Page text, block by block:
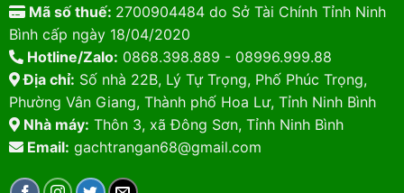
Mã số thuế: 2700904484 do Sở Tài Chính Tỉnh Ninh
Bình cấp ngày 18/04/2020
Hotline/Zalo: 0868.398.889 - 08996.999.88
Địa chỉ: Số nhà 22B, Lý Tự Trọng, Phố Phúc Trọng,
Phường Vân Giang, Thành phố Hoa Lư, Tỉnh Ninh Bình
Nhà máy: Thôn 3, xã Đông Sơn, Tỉnh Ninh Bình
Email: gachtrangan68@gmail.com